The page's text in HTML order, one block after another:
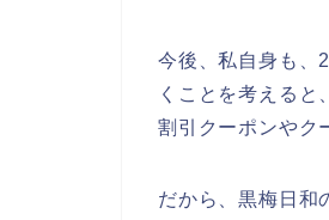
今後、私自身も、
くことを考えると
割引クーポンやク
だから、黒梅日和